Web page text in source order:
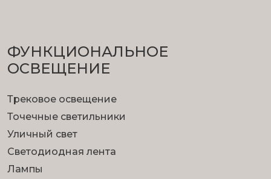
ФУНКЦИОНА­ЛЬНОЕ
ОСВЕЩЕНИЕ
Трековое освещение
Точечные светильники
Уличный свет
Светодиодная лента
Лампы